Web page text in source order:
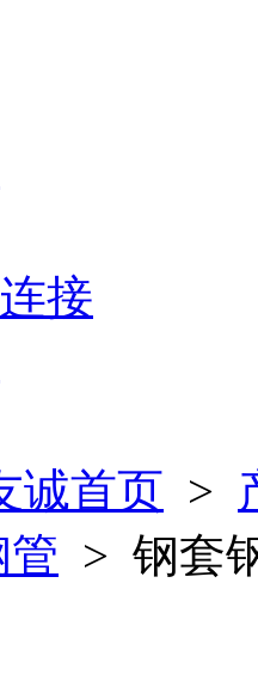
接
诚首页 >
> 钢套